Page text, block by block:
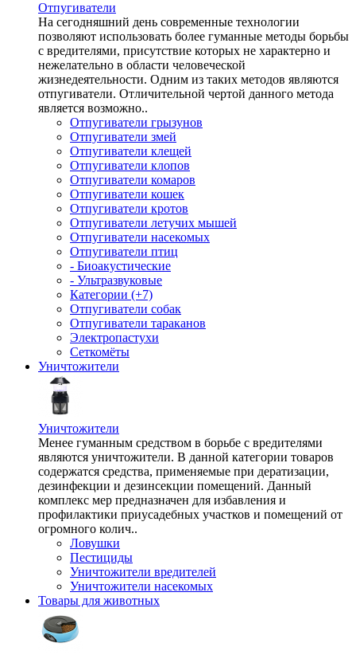
Отпугиватели
На сегодняшний день современные технологии
позволяют использовать более гуманные методы борьбы
с вредителями, присутствие которых не характерно и
нежелательно в области человеческой
жизнедеятельности. Одним из таких методов являются
отпугиватели. Отличительной чертой данного метода
является возможно..
Отпугиватели грызунов
Отпугиватели змей
Отпугиватели клещей
Отпугиватели клопов
Отпугиватели комаров
Отпугиватели кошек
Отпугиватели кротов
Отпугиватели летучих мышей
Отпугиватели насекомых
Отпугиватели птиц
- Биоакустические
- Ультразвуковые
Категории (+7)
Отпугиватели собак
Отпугиватели тараканов
Электропастухи
Сеткомёты
Уничтожители
Уничтожители
Менее гуманным средством в борьбе с вредителями
являются уничтожители. В данной категории товаров
содержатся средства, применяемые при дератизации,
дезинфекции и дезинсекции помещений. Данный
комплекс мер предназначен для избавления и
профилактики приусадебных участков и помещений от
огромного колич..
Ловушки
Пестициды
Уничтожители вредителей
Уничтожители насекомых
Товары для животных